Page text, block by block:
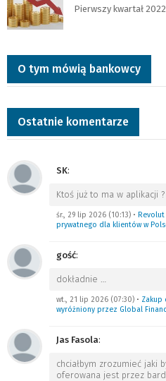
Pierwszy kwartał
O tym mówią bankowcy
Ostatnie komentarze
SK:
Ktoś już to ma w aplikacji ?
śr., 29 lip 2026 (10:13) • Revolut
prywatnego dla klientów w
gość:
dokładnie …
wt., 21 lip 2026 (07:30) • Zakup
wyróżniony przez Global
Jas Fasola:
chciałbym zrozumieć jaki
oferowana jest przez